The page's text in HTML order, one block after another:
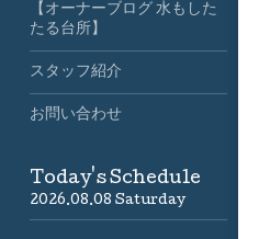
【オーナーブログ 水もした
たる台所】
スタッフ紹介
お問い合わせ
Today's Schedule
2026.08.08 Saturday